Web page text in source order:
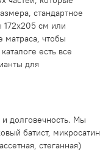
стандартное
172х205 см или
чтобы
есть все
для
и долговечность. Мы
батист, микросатин
стеганная)